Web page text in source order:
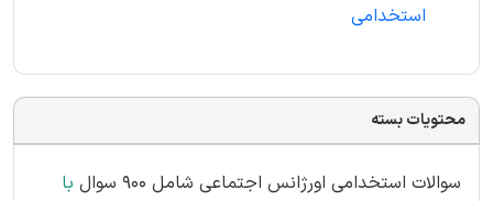
استخدامی
محتویات بسته
سوالات استخدامی اورژانس اجتماعی شامل 900 سوال
با